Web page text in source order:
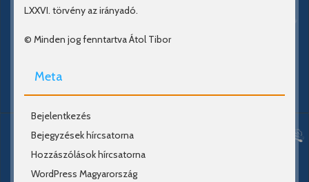
LXXVI. törvény az irányadó.
© Minden jog fenntartva Átol Tibor
Meta
Bejelentkezés
Bejegyzések hírcsatorna
Hozzászólások hírcsatorna
WordPress Magyarország